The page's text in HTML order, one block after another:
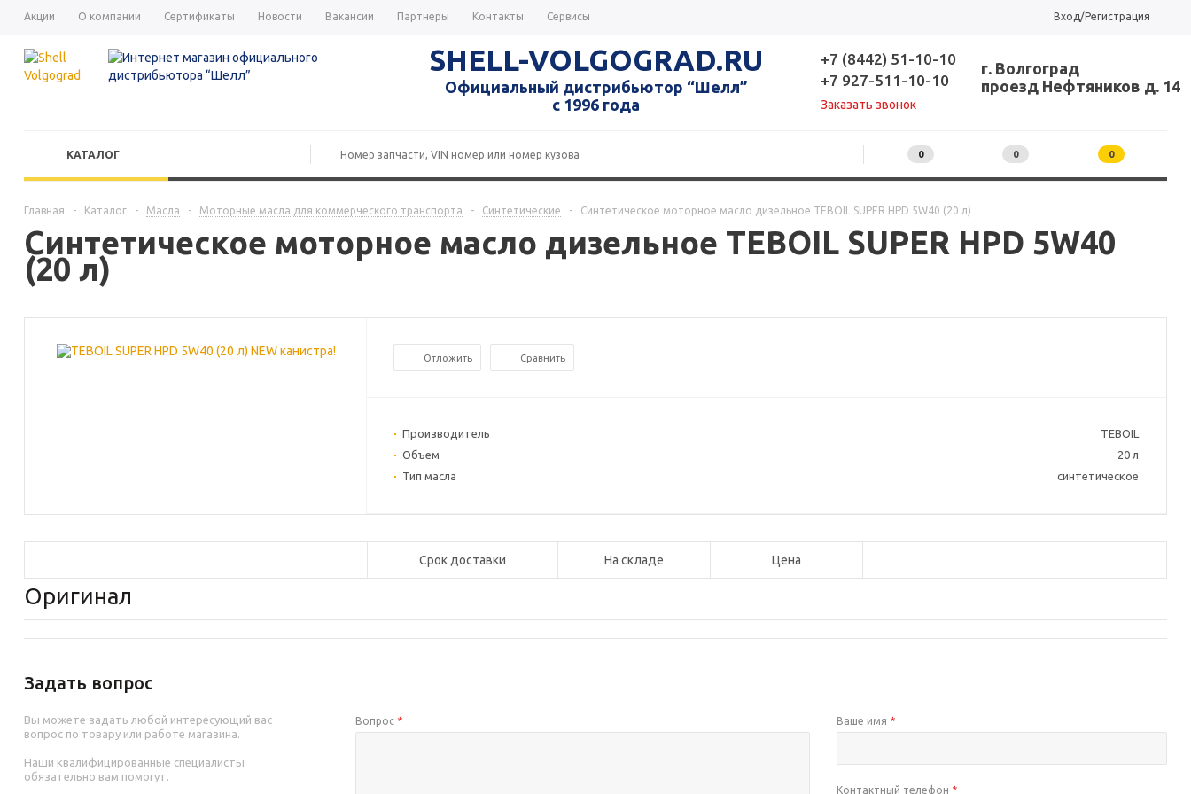
Акции О компании Сертификаты Новости Вакансии Партнеры Контакты Сервисы Вход/Регистрация
SHELL-VOLGOGRAD.RU
Официальный дистрибьютор “Шелл”
с 1996 года
+7 (8442) 51-10-10
+7 927-511-10-10
Заказать звонок
г. Волгоград
проезд Нефтяников д. 14
КАТАЛОГ 0 0 0
Главная - Каталог - Масла - Моторные масла для коммерческого транспорта - Синтетические - Синтетическое моторное масло дизельное TEBOIL SUPER HPD 5W40 (20 л)
Синтетическое моторное масло дизельное TEBOIL SUPER HPD 5W40
(20 л)
Отложить Сравнить
Производитель
TEBOIL
Объем
20 л
Тип масла
синтетическое
Срок доставки На складе Цена
Оригинал
Задать вопрос
Вы можете задать любой интересующий вас
вопрос по товару или работе магазина.
Наши квалифицированные специалисты
обязательно вам помогут.
Вопрос * Ваше имя *
Контактный телефон *